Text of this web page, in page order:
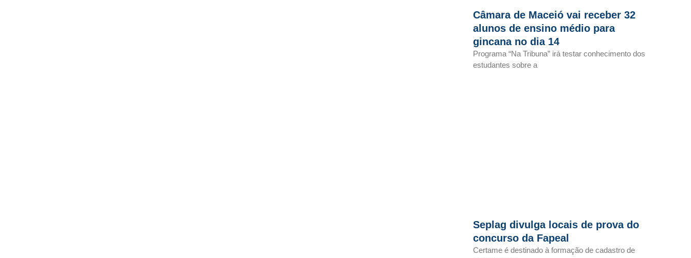
Câmara de Maceió vai receber 32
alunos de ensino médio para
gincana no dia 14
Programa “Na Tribuna” irá testar conhecimento dos
estudantes sobre a
Seplag divulga locais de prova do
concurso da Fapeal
Certame é destinado à formação de cadastro de